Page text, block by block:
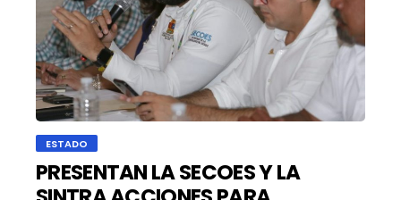
ESTADO
PRESENTAN LA SECOES Y LA